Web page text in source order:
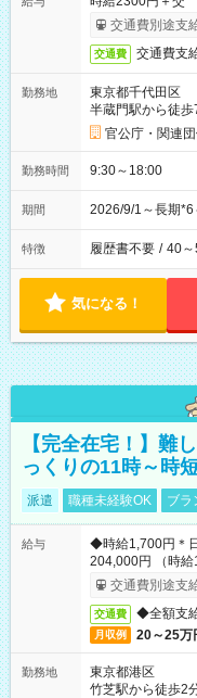
交通費別途支
交通費 交通費支
勤務地
東京都千代田区
半蔵門駅から徒歩
官公庁・関連
勤務時間 9:30～18:00
期間 2026/9/1～長期
特徴 履歴書不要 / 40～
気になる！
【完全在宅！】難
っくりの11時～時
派遣 職種未経験OK ブラ
給与
◆時給1,700円＊
204,000円 （時給
交通費別途支
交通費 ◆全額支
月収例 20～25万
勤務地
東京都港区
竹芝駅から徒歩2